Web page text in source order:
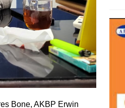
Bone, AKBP Erwin